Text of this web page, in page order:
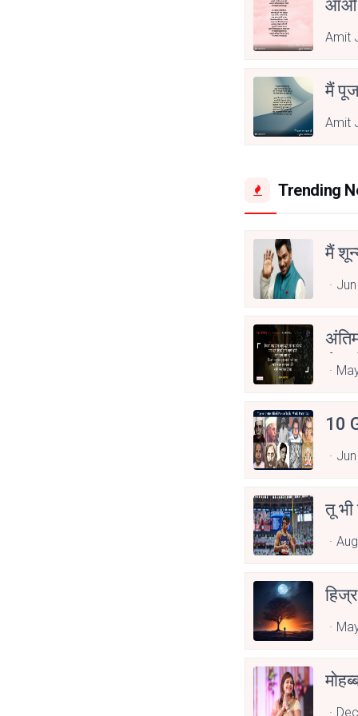
आओ
Amit
मैं
Amit
Trending
मैं
10
तू भी